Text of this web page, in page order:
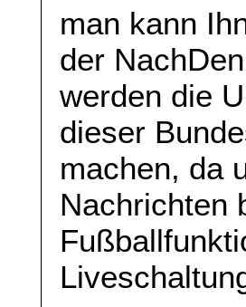
man kann
der
werden die
dieser
machen, da
Nachrichten